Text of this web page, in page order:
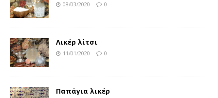
08/03/2020 0
Λικέρ λίτσι
11/01/2020 0
Παπάγια λικέρ